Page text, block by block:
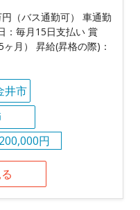
（バス通勤可） 車通勤
：毎月15日支払い 賞
月） 昇給(昇格の際)：
井市
円